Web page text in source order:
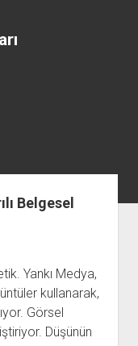
Parasız
Belgesel
Yankı Medya,
kullanarak,
Görsel
Düşünün